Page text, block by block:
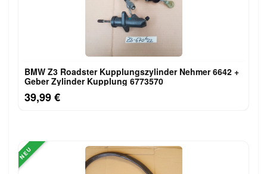
BMW Z3 Roadster Kupplungszylinder Nehmer 6642 +
Geber Zylinder Kupplung 6773570
39,99 €
NEU